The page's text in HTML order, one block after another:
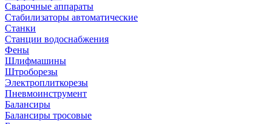
Сварочные аппараты
Стабилизаторы автоматические
Станки
Станции водоснабжения
Фены
Шлифмашины
Штроборезы
Электроплиткорезы
Пневмоинструмент
Балансиры
Балансиры тросовые